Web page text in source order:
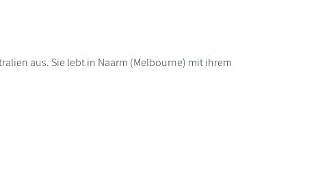
aus. Sie lebt in Naarm (Melbourne) mit ihrem